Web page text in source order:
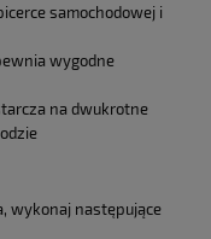
samochodowej i
wygodne
na dwukrotne
wykonaj następujące